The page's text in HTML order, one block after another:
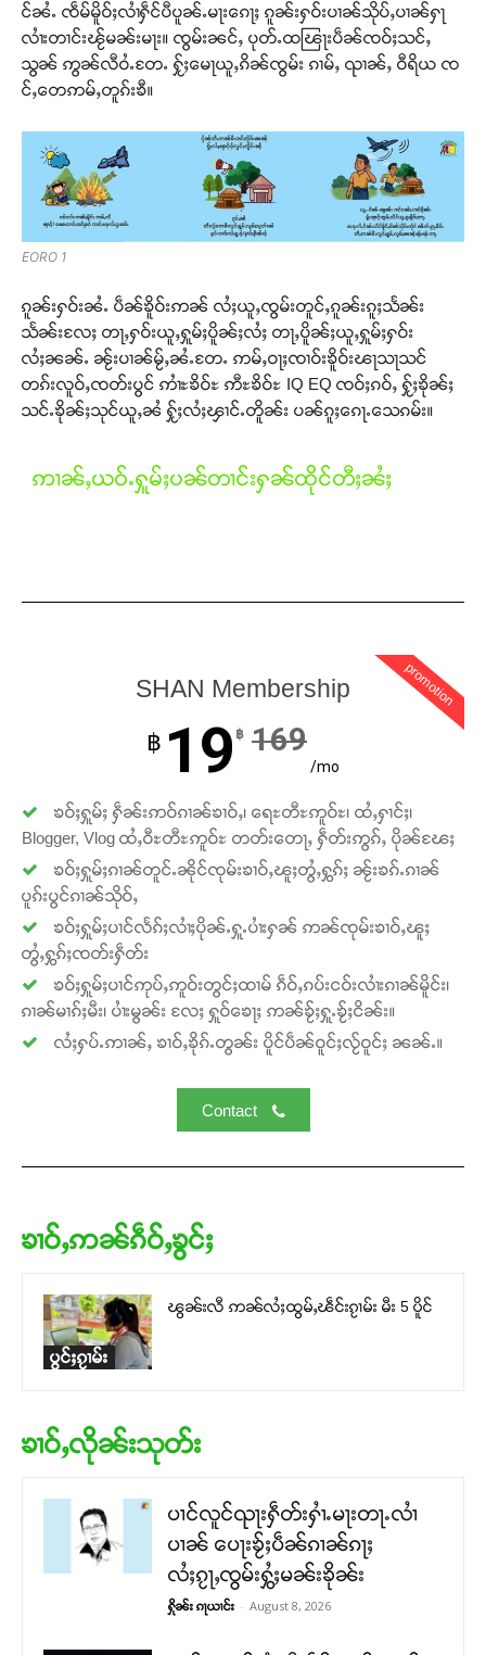
င်ၼႆႉ ၸဵမ်မိူဝ်ႈလၢႆႁဵင်ပီပူၼ်ႉမႃးၵေႃႈ ၵူၼ်းႁဝ်းပၢၼ်သိုပ်ႇပၢၼ်ႁႃ
လၢႆးတၢင်းၽႂ်မၼ်းမႃး။ ၸွမ်းၼင်ႇ ပုတ်ႉထၽြႃးပဵၼ်ၸဝ်ႈသင်ႇ
သွၼ် ဢွၼ်လီဝႆႉတႄႉ ႁႂ်ႈမေႃယူႇၵိၼ်ၸွမ်း ၵၢမ်ႇ ၺၢၼ်ႇ ဝီရိယ ၸ
င်ႇတေဢမ်ႇတူၵ်းၶီ။
EORO 1
ၵူၼ်းႁဝ်းၼႆႉ ပဵၼ်ၶိူဝ်းဢၼ် လႆႈယူႇၸွမ်းတူင်ႇၵူၼ်းၵူႈသႅၼ်း
သႅၼ်းလႄႈ တႃႇႁဝ်းယူႇႁူမ်ႈပိူၼ်ႈလႆႈ တႃႇပိူၼ်ႈယူႇႁူမ်ႈႁဝ်း
လႆႈၼၼ်ႉ ၼႂ်းပၢၼ်မႂ်ႇၼႆႉတႄႉ ဢမ်ႇဝႃႈၸၢဝ်းၶိူဝ်းၽႃသႃသင်
တၵ်းလူဝ်ႇၸတ်းပွင် ဢၢႆႊၶိဝ်ႊ ဢီႊၶိဝ်ႊ IQ EQ ၸဝ်ႈၵဝ်ႇ ႁႂ်ႈၶိုၼ်ႈ
သင်ႉၶိုၼ်ႈသုင်ယူႇၼႆ ႁႂ်ႈလႆႈၾၢင်ႉတိူၼ်း ပၼ်ၵူႈၵေႃႉသေၵမ်း။
ဢၢၼ်ႇယဝ်ႉႁူမ်ႈပၼ်တၢင်းႁၼ်ထိုင်တီႈၼႆႈ
promotion
SHAN Membership
฿ 19 ฿ 169
/mo
ၶဝ်ႈႁူမ်ႈ ႁဵၼ်းဢဝ်ၵၢၼ်ၶၢဝ်ႇ၊ ရေႊတီႊဢူဝ်ႊ၊ ထႆႇႁၢင်ႈ၊
Blogger, Vlog ထႆႇဝီႊတီႊဢူဝ်ႊ တတ်းတေႃႇ ႁဵတ်းဢွၵ်ႇ ပိုၼ်ၽႄႈ
ၶဝ်ႈႁူမ်ႈၵၢၼ်တူင်ႉၼိုင်ၸုမ်းၶၢဝ်ႇၽူႈတွႆႇႁွၵ်ႈ ၼႂ်းၶၵ်ႉၵၢၼ်
ပူၵ်းပွင်ၵၢၼ်သိုဝ်ႇ
ၶဝ်ႈႁူမ်ႈပၢင်လႅၵ်ႈလၢႆႈပိုၼ်ႉႁူႉပၢႆးႁၼ် ဢၼ်ၸုမ်းၶၢဝ်ႇၽူႈ
တွႆႇႁွၵ်ႈၸတ်းႁဵတ်း
ၶဝ်ႈႁူမ်ႈပၢင်ဢုပ်ႇဢူဝ်းတွင်ႈထၢမ် ၵဵဝ်ႇၵပ်းငဝ်းလၢႆးၵၢၼ်မိူင်း၊
ၵၢၼ်မၢၵ်ႈမီး၊ ပၢႆးမွၼ်း လႄႈ ႁူဝ်ၶေႃႈ ဢၼ်ၶႂ်ႈႁူႉၶႂ်ႈငိၼ်း။
လႆႈႁပ်ႉဢၢၼ်ႇ ၶၢဝ်ႇၶိုၵ်ႉတွၼ်း ပိူင်ပဵၼ်ဝူင်ႈလႂ်ဝူင်ႈ ၼၼ်ႉ။
Contact
ၶၢဝ်ႇဢၼ်ၵဵဝ်ႇၶွင်ႈ
ပွင်ႈၵႂၢမ်း
ၽွၼ်းလီ ဢၼ်လႆႈထွမ်ႇၽဵင်းၵႂၢမ်း မီး 5 ပိူင်
ၶၢဝ်ႇလိုၼ်းသုတ်း
ပၢင်လူင်ၺႃးႁဵတ်းႁၢႆႉမႃးတႃႉလၢႆ
ပၢၼ် ​​ပေႃးၶႂ်ႈပဵၼ်ၵၢၼ်ၵႃႈ
လႆႈၵႂႃႇၸွမ်းႁွႆႈမၼ်းၶိုၼ်း
ႁိုၼ်း ၵႃယၢင်း - August 8, 2026